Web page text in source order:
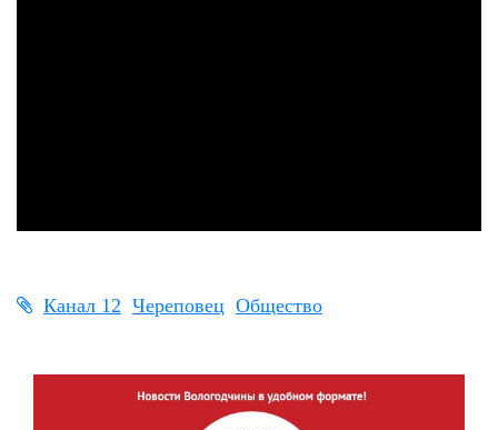
Канал 12 Череповец Общество